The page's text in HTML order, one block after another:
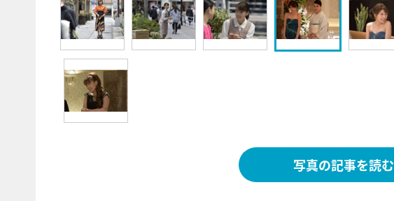
写真の記事を読む